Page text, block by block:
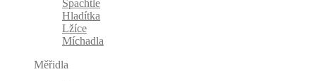
Špachtle
Hladítka
Lžíce
Míchadla
Měřidla